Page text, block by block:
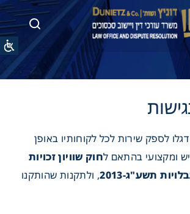
לספק שירות לכל לקוחותיו באופן
ומקצועי בהתאם לחוק שוויון זכויות
תשע"ג-2013
, ולתקנות שהותקנו